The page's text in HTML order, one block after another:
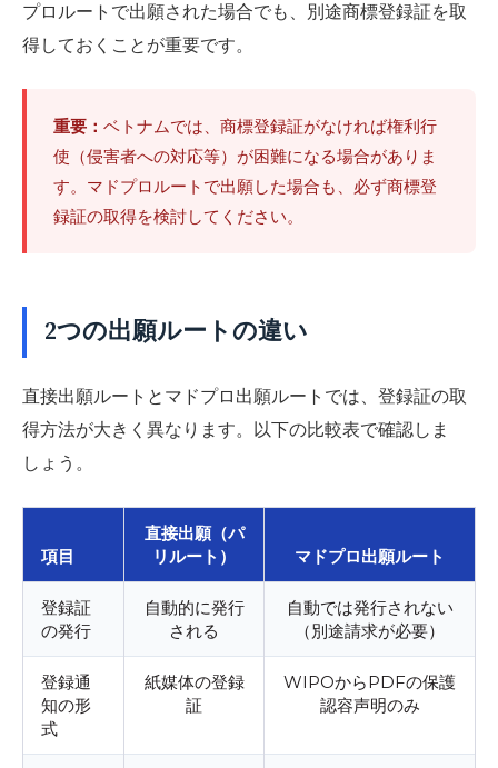
プロルートで出願された場合でも、別途商標登録証を取
得しておくことが重要です。
重要： ベトナムでは、商標登録証がなければ権利行
使（侵害者への対応等）が困難になる場合がありま
す。マドプロルートで出願した場合も、必ず商標登
録証の取得を検討してください。
2つの出願ルートの違い
直接出願ルートとマドプロ出願ルートでは、登録証の取
得方法が大きく異なります。以下の比較表で確認しま
しょう。
項目
直接出願（パ
リルート）
マドプロ出願ルート
登録証
の発行
自動的に発行
される
自動では発行されない
（別途請求が必要）
登録通
知の形
式
紙媒体の登録
証
WIPOからPDFの保護
認容声明のみ